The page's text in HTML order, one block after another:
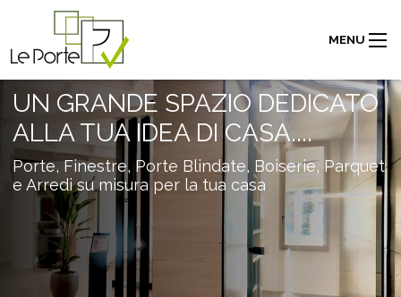
MENU
UN GRANDE SPAZIO DEDICATO
ALLA TUA IDEA DI CASA....
Porte, Finestre, Porte Blindate, Boiserie, Parquet
e Arredi su misura per la tua casa